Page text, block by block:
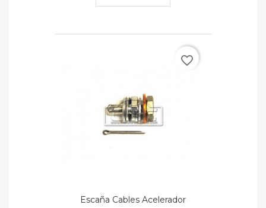
Escaña Cables Acelerador
favorite_border